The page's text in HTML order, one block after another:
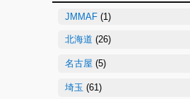
JMMAF (1)
北海道 (26)
名古屋 (5)
埼玉 (61)